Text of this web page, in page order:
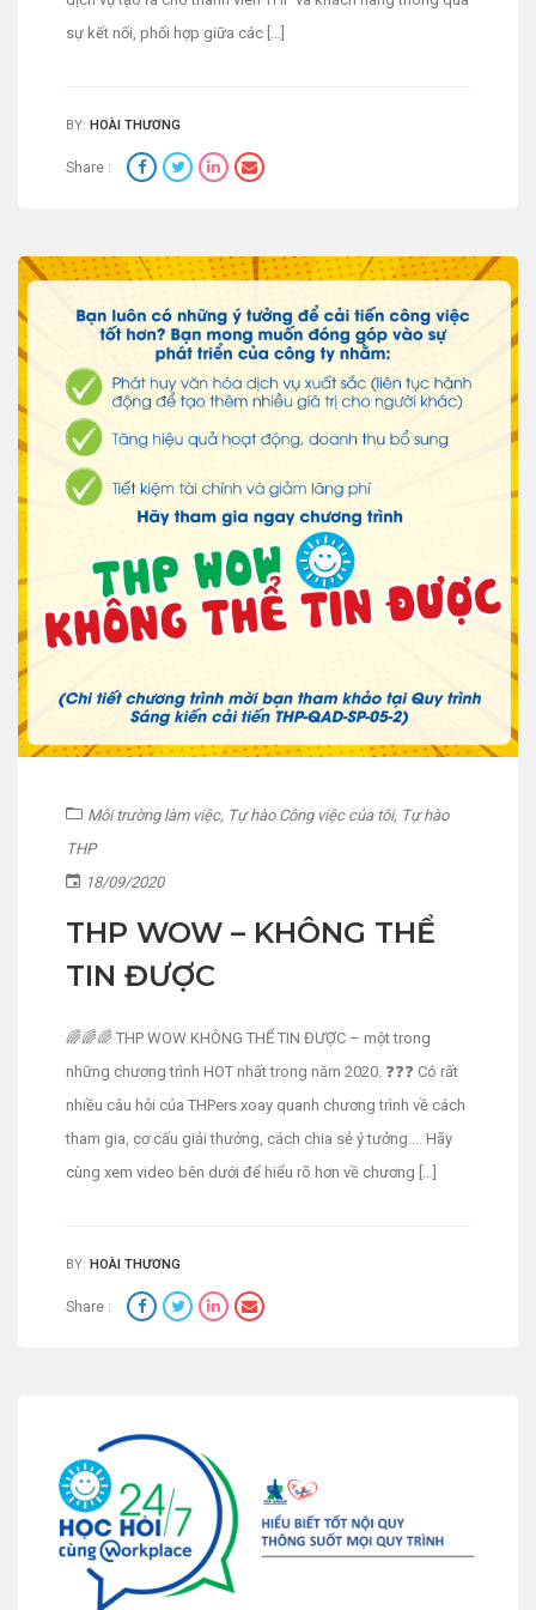
sự kết nối, phối hợp giữa các […]
BY: HOÀI THƯƠNG
Share :
Môi trường làm việc, Tự hào Công việc của tôi, Tự hào
THP
18/09/2020
THP WOW – KHÔNG THỂ
TIN ĐƯỢC
🌈🌈🌈 THP WOW KHÔNG THỂ TIN ĐƯỢC – một trong
những chương trình HOT nhất trong năm 2020. ❓❓❓ Có rất
nhiều câu hỏi của THPers xoay quanh chương trình về cách
tham gia, cơ cấu giải thưởng, cách chia sẻ ý tưởng…. Hãy
cùng xem video bên dưới để hiểu rõ hơn về chương […]
BY: HOÀI THƯƠNG
Share :